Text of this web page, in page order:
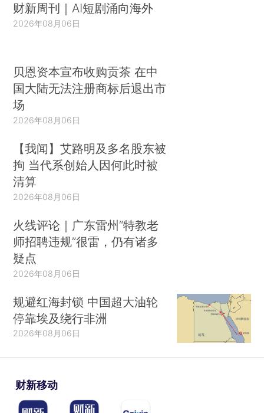
财新周刊｜AI短剧涌向海外
2026年08月06日
贝恩资本宣布收购贡茶 在中
国大陆无法注册商标后退出市
场
2026年08月06日
【我闻】艾路明及多名股东被
拘 当代系创始人因何此时被
清算
2026年08月06日
火线评论｜广东雷州“特教老
师招聘违规”很雷，仍有诸多
疑点
2026年08月06日
规避红海封锁 中国超大油轮
停靠埃及绕行非洲
2026年08月06日
财新移动